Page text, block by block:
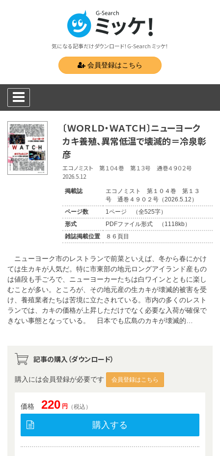
気になる記事だけダウンロード！G-Search ミッケ！
会員登録はこちら
〔ＷＯＲＬＤ・ＷＡＴＣＨ〕ニューヨーク
カキ養殖、異常低温で壊滅的＝冷泉彰
彦
エコノミスト 第１０４巻 第１３号 通巻４９０２号
2026.5.12
掲載誌
エコノミスト 第１０４巻 第１３
号 通巻４９０２号（2026.5.12）
ページ数
1ページ （全525字）
形式
PDFファイル形式 （1118kb）
雑誌掲載位置
８６頁目
ニューヨーク市のレストランで前菜といえば、冬から春にかけ
ては生カキが人気だ。特に市東部の地元ロングアイランド産もの
は値段も手ごろで、ニューヨーカーたちは白ワインとともに楽し
むことが多い。ところが、その地元産の生カキが壊滅的被害を受
け、養殖業者たちは苦境に立たされている。市内の多くのレスト
ランでは、カキの価格が上昇しただけでなく必要な入荷が確保で
きない事態となっている。 日本でも広島のカキが壊滅的…
記事の購入（ダウンロード）
購入には会員登録が必要です 会員登録はこちら
価格 220 円 （税込）
購入する